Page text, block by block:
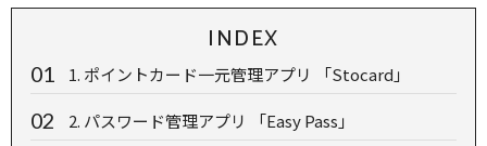
INDEX
1. ポイントカード一元管理アプリ 「Stocard」
2. パスワード管理アプリ 「Easy Pass」